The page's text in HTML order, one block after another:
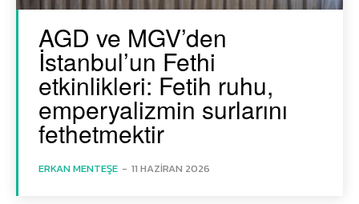
AGD ve MGV’den
İstanbul’un Fethi
etkinlikleri: Fetih ruhu,
emperyalizmin surlarını
fethetmektir
ERKAN MENTEŞE - 11 HAZIRAN 2026